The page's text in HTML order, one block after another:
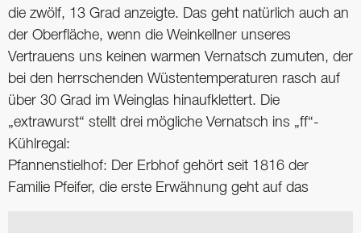
die zwölf, 13 Grad anzeigte. Das geht natürlich auch an
der Oberfläche, wenn die Weinkellner unseres
Vertrauens uns keinen warmen Vernatsch zumuten, der
bei den herrschenden Wüstentemperaturen rasch auf
über 30 Grad im Weinglas hinaufklettert. Die
„extrawurst“ stellt drei mögliche Vernatsch ins „ff“-
Kühlregal:
Pfannenstielhof: Der Erbhof gehört seit 1816 der
Familie Pfeifer, die erste Erwähnung geht auf das